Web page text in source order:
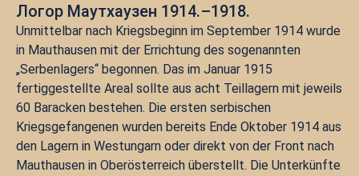
Логор Маутхаузен 1914.–1918.
Unmittelbar nach Kriegsbeginn im September 1914 wurde
in Mauthausen mit der Errichtung des sogenannten
„Serbenlagers“ begonnen. Das im Januar 1915
fertiggestellte Areal sollte aus acht Teillagern mit jeweils
60 Baracken bestehen. Die ersten serbischen
Kriegsgefangenen wurden bereits Ende Oktober 1914 aus
den Lagern in Westungarn oder direkt von der Front nach
Mauthausen in Oberösterreich überstellt. Die Unterkünfte